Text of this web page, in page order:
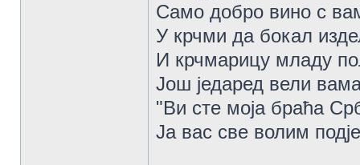
Само добро вино с
У крчми да бокал
И крчмарицу младу
Још једаред вели
"Ви сте моја браћа
Ја вас све волим